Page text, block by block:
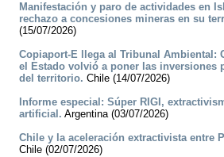
Manifestación y paro de actividades en
rechazo a concesiones mineras en su
(15/07/2026)
Copiaport-E llega al Tribunal Ambiental:
el Estado volvió a poner las inversiones
del territorio. Chile (14/07/2026)
Informe especial: Súper RIGI,
artificial. Argentina (03/07/2026)
Chile y la aceleración extractivista entre
Chile (02/07/2026)